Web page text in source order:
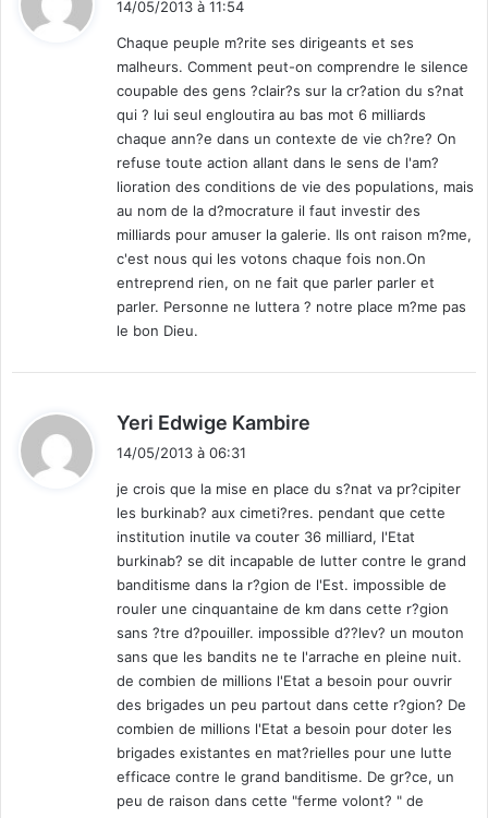
:
14/05/2013 à 11:54
Chaque peuple m?rite ses dirigeants et ses
malheurs. Comment peut-on comprendre le silence
coupable des gens ?clair?s sur la cr?ation du s?nat
qui ? lui seul engloutira au bas mot 6 milliards
chaque ann?e dans un contexte de vie ch?re? On
refuse toute action allant dans le sens de l'am?
lioration des conditions de vie des populations, mais
au nom de la d?mocrature il faut investir des
milliards pour amuser la galerie. Ils ont raison m?me,
c'est nous qui les votons chaque fois non.On
entreprend rien, on ne fait que parler parler et
parler. Personne ne luttera ? notre place m?me pas
le bon Dieu.
Yeri Edwige Kambire
:
14/05/2013 à 06:31
je crois que la mise en place du s?nat va pr?cipiter
les burkinab? aux cimeti?res. pendant que cette
institution inutile va couter 36 milliard, l'Etat
burkinab? se dit incapable de lutter contre le grand
banditisme dans la r?gion de l'Est. impossible de
rouler une cinquantaine de km dans cette r?gion
sans ?tre d?pouiller. impossible d??lev? un mouton
sans que les bandits ne te l'arrache en pleine nuit.
de combien de millions l'Etat a besoin pour ouvrir
des brigades un peu partout dans cette r?gion? De
combien de millions l'Etat a besoin pour doter les
brigades existantes en mat?rielles pour une lutte
efficace contre le grand banditisme. De gr?ce, un
peu de raison dans cette "ferme volont? " de